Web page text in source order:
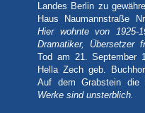
Landes Berlin zu
Haus Naumannstraße
Hier wohnte von 1925-
Dramatiker, Übersetzer
Tod am 21. September
Hella Zech geb.
Auf dem Grabstein die
Werke sind unsterblich.